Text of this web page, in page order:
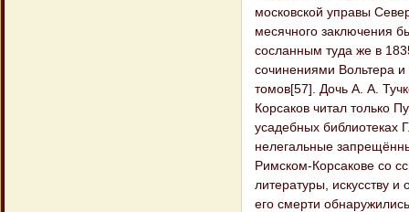
московской управы
месячного заключения
сосланным туда же в
сочинениями Вольтера
томов[57]. Дочь А. А.
Корсаков читал только
усадебных библиотеках
нелегальные
Римском-Корсакове со
литературы, искусству
его смерти